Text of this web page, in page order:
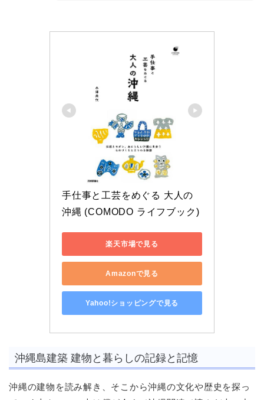
手仕事と工芸をめぐる 大人の
沖縄 (COMODO ライフブック)
楽天市場で見る
Amazonで見る
Yahoo!ショッピングで見る
沖縄島建築 建物と暮らしの記録と記憶
沖縄の建物を読み解き、そこから沖縄の文化や歴史を探っ